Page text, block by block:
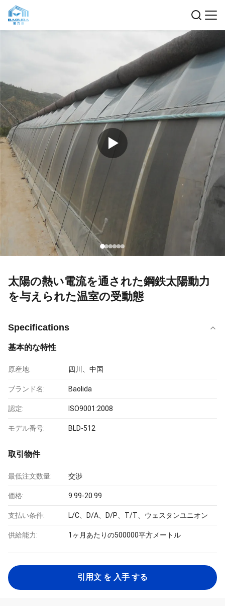
太陽の熱い電流を通された鋼鉄太陽動力
を与えられた温室の受動態
Specifications
基本的な特性
原産地: 四川、中国
ブランド名: Baolida
認定: ISO9001:2008
モデル番号: BLD-512
取引物件
最低注文数量: 交渉
価格: 9.99-20.99
支払い条件: L/C、D/A、D/P、T/T、ウェスタンユニオン
供給能力: 1ヶ月あたりの500000平方メートル
引用文 を 入手 する